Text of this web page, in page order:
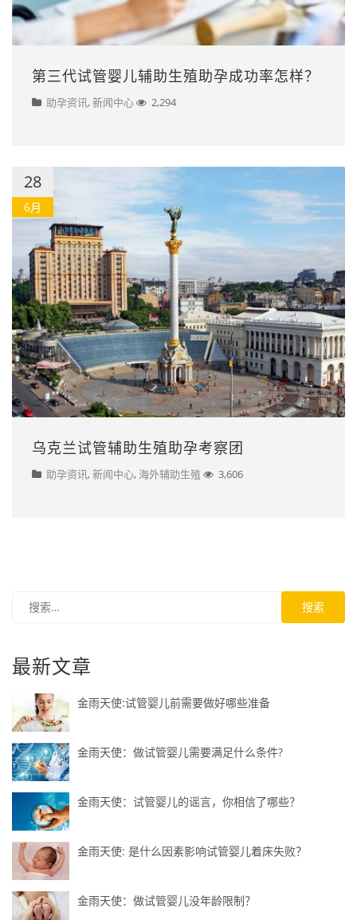
第三代试管婴儿辅助生殖助孕成功率怎样？
助孕资讯,新闻中心 2,294
28
6月
乌克兰试管辅助生殖助孕考察团
助孕资讯,新闻中心, 海外辅助生殖 3,606
最新文章
金雨天使:试管婴儿前需要做好哪些准备
金雨天使：做试管婴儿需要满足什么条件?
金雨天使：试管婴儿的谣言，你相信了哪些？
金雨天使: 是什么因素影响试管婴儿着床失败？
金雨天使：做试管婴儿没年龄限制？